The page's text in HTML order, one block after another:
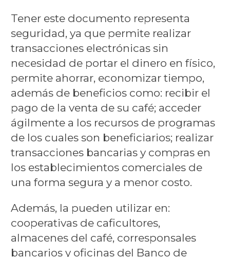
Tener este documento representa
seguridad, ya que permite realizar
transacciones electrónicas sin
necesidad de portar el dinero en físico,
permite ahorrar, economizar tiempo,
además de beneficios como: recibir el
pago de la venta de su café; acceder
ágilmente a los recursos de programas
de los cuales son beneficiarios; realizar
transacciones bancarias y compras en
los establecimientos comerciales de
una forma segura y a menor costo.
Además, la pueden utilizar en:
cooperativas de caficultores,
almacenes del café, corresponsales
bancarios y oficinas del Banco de